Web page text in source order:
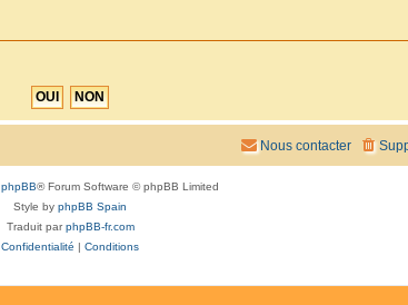
Nous contacter
phpBB® Forum Software © phpBB Limited
Style by phpBB Spain
Traduit parphpBB-fr.com
Confidentialité | Conditions